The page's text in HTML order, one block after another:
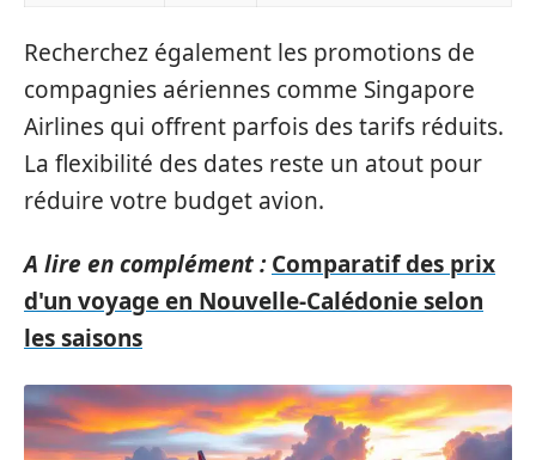
Recherchez également les promotions de
compagnies aériennes comme Singapore
Airlines qui offrent parfois des tarifs réduits.
La flexibilité des dates reste un atout pour
réduire votre budget avion.
A lire en complément : Comparatif des prix
d'un voyage en Nouvelle-Calédonie selon
les saisons